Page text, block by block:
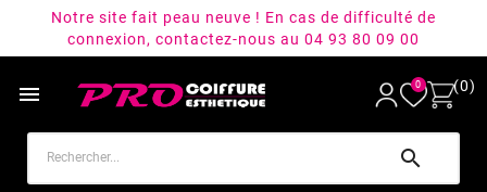
Notre site fait peau neuve ! En cas de difficulté de
connexion, contactez-nous au 04 93 80 09 00
 0 (0)
